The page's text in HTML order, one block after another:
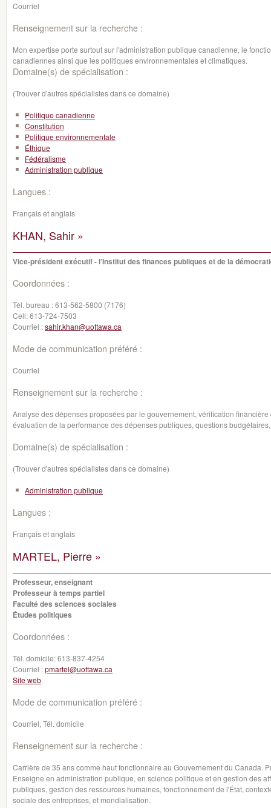
Courriel
Renseignement sur la recherche :
Mon expertise porte surtout sur l'administration publique canadienne, le
canadiennes ainsi que les politiques environnementales et climatiques.
Domaine(s) de spécialisation :
(Trouver d'autres spécialistes dans ce domaine)
Politique canadienne
Constitution
Politique environnementale
Éthique
Fédéralisme
Administration publique
Langues :
Français et anglais
KHAN, Sahir »
Vice-président exécutif - l’Institut des finances publiques et de la
Coordonnées :
Tél. bureau :613-562-5800 (7176)
Cell:613-724-7503
Courriel :sahir.khan@uottawa.ca
Mode de communication préféré :
Courriel
Renseignement sur la recherche :
Analyse des dépenses proposées par le gouvernement, vérification
évaluation de la performance des dépenses publiques, questions
Domaine(s) de spécialisation :
(Trouver d'autres spécialistes dans ce domaine)
Administration publique
Langues :
Français et anglais
MARTEL, Pierre »
Professeur, enseignant
Professeur à temps partiel
Faculté des sciences sociales
Études politiques
Coordonnées :
Tél. domicile:613-837-4254
Courriel :pmartel@uottawa.ca
Site web
Mode de communication préféré :
Courriel, Tél. domicile
Renseignement sur la recherche :
Carrière de 35 ans comme haut fonctionnaire au Gouvernement du Canada.
Enseigne en administration publique, en science politique et en gestion des
publiques, gestion des ressources humaines, fonctionnement de l'État,
sociale des entreprises, et mondialisation.